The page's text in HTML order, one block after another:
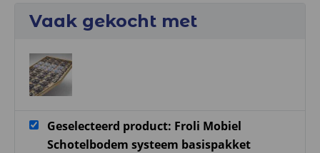
basispakket
Vaak gekocht met
Geselecteerd product: Froli Mobiel
Schotelbodem systeem basispakket